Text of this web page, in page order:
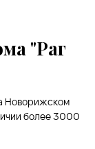
"Раг
Новорижском
более 3000